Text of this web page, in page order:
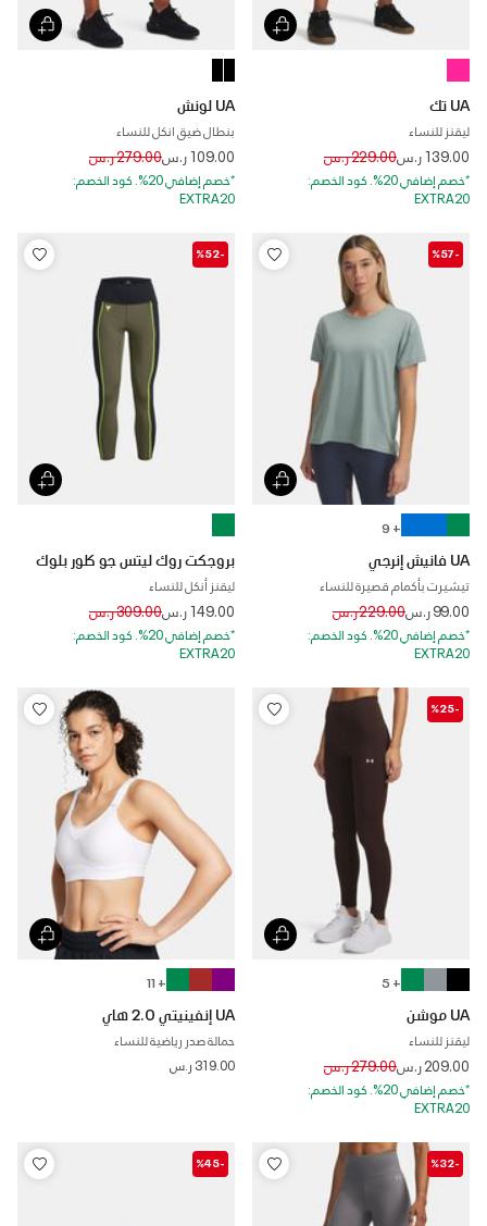
UA تك
ليقنز للنساء
139.00 ر.س Price reduced from
229.00 ر.س to
*خصم إضافي 20%. كود الخصم:
EXTRA20
UA لونش
بنطال ضيق انكل للنساء
109.00 ر.س Price reduced from
279.00 ر.س to
*خصم إضافي 20%. كود الخصم:
EXTRA20
-%57
+ 9
UA فانيش إنرجي
تيشيرت بأكمام قصيرة للنساء
99.00 ر.س Price reduced from
229.00 ر.س to
*خصم إضافي 20%. كود الخصم:
EXTRA20
-%52
بروجكت روك ليتس جو كلور بلوك
ليقنز أنكل للنساء
149.00 ر.س Price reduced from
309.00 ر.س to
*خصم إضافي 20%. كود الخصم:
EXTRA20
-%25
+ 5
UA موشن
ليقنز للنساء
209.00 ر.س Price reduced from
279.00 ر.س to
*خصم إضافي 20%. كود الخصم:
EXTRA20
+ 11
UA إنفينيتي 2.0 هاي
حمالة صدر رياضية للنساء
319.00 ر.س
-%32
-%45